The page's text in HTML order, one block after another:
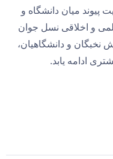
پیوند میان دانشگاه و
و اخلاقی نسل جوان
نخبگان و دانشگاهیان،
ادامه یابد.